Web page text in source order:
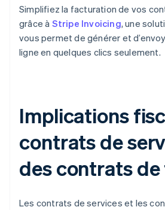
Simplifiez la facturation de vos
grâce à Stripe Invoicing, une
vous permet de générer et
ligne en quelques clics seulement.
Implications
contrats de
des contrats
Les contrats de services et les